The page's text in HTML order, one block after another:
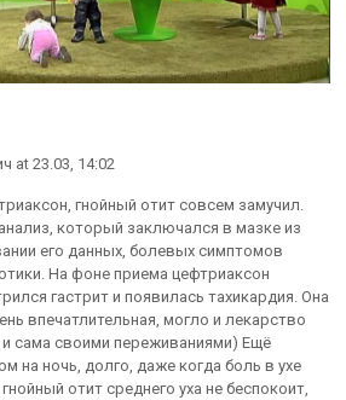
at 23.03, 14:02
гнойный отит совсем замучил.
который заключался в мазке из
его данных, болевых симптомов
На фоне приема цефтриаксон
гастрит и появилась тахикардия. Она
впечатлительная, могло и лекарство
сама своими переживаниями) Ещё
на ночь, долго, даже когда боль в ухе
отит среднего уха не беспокоит,